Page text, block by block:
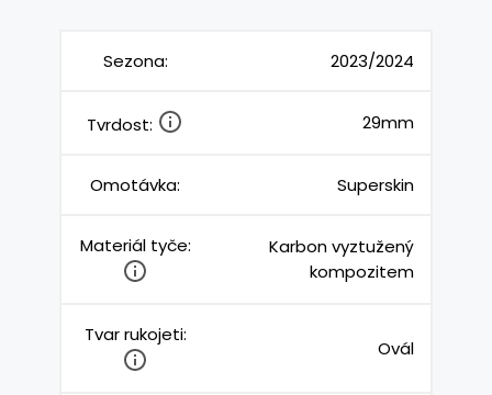
Sezona: 2023/2024
Tvrdost: 29mm
Omotávka: Superskin
Materiál tyče:
Karbon vyztužený
kompozitem
Tvar rukojeti:
Ovál